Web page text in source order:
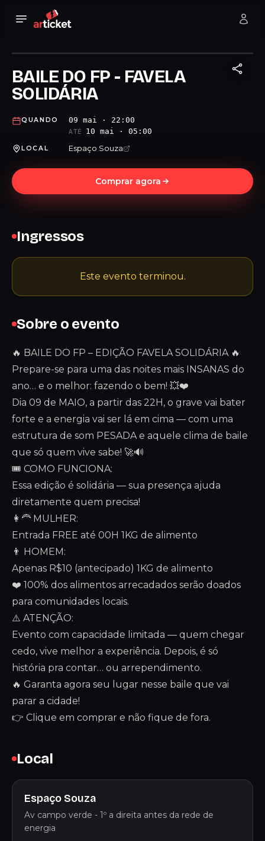
BAILE DO FP - FAVELA
SOLIDÁRIA
QUANDO 09 mai · 22:00
ATÉ 10 mai · 05:00
LOCAL Espaço Souza
Comprar agora
Sobre o evento
🔥 BAILE DO FP – EDIÇÃO FAVELA SOLIDÁRIA 🔥
Prepare-se para uma das noites mais INSANAS do
ano… e o melhor: fazendo o bem! 💥❤️
Dia 09 de MAIO, a partir das 22H, o grave vai bater
forte e a energia vai ser lá em cima — com uma
estrutura de som PESADA e aquele clima de baile
que só quem vive sabe! 🚀🔊
🎟️ COMO FUNCIONA:
Essa edição é solidária — sua presença ajuda
diretamente quem precisa!
👩‍🦰 MULHER:
Entrada FREE até 00H 1KG de alimento
👨 HOMEM:
Apenas R$10 (antecipado) 1KG de alimento
❤️ 100% dos alimentos arrecadados serão doados
para comunidades locais.
⚠️ ATENÇÃO:
Evento com capacidade limitada — quem chegar
cedo, vive melhor a experiência. Depois, é só
história pra contar… ou arrependimento.
🔥 Garanta agora seu lugar nesse baile que vai
parar a cidade!
👉 Clique em comprar e não fique de fora.
Local
Espaço Souza
Av campo verde - 1º a direita antes da rede de
energia
Ingressos
Este evento terminou.